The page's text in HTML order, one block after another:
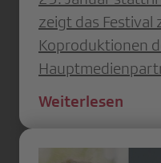
zeigt das Festival
Koproduktionen
Weiterlesen